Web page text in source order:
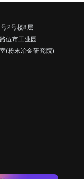
2号楼8层
伍市工业园
(粉末冶金研究院)